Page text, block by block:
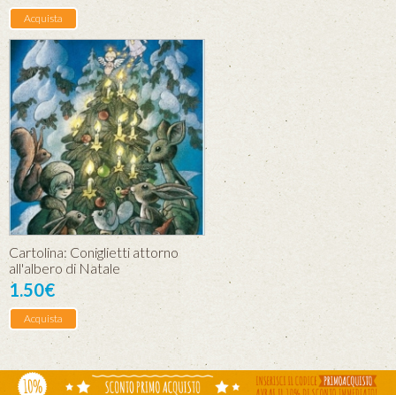
Acquista
Cartolina: Coniglietti attorno
all'albero di Natale
1.50€
Acquista